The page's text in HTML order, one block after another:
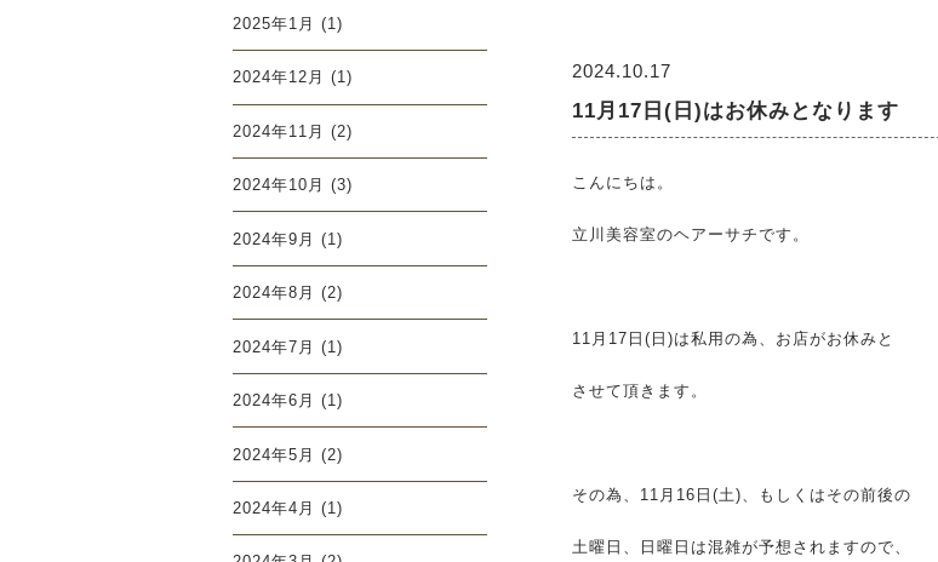
2024.10.17
11月17日(日)はお休みとなります
こんにちは。
立川美容室のヘアーサチです。
11月17日(日)は私用の為、お店がお休みと
させて頂きます。
その為、11月16日(土)、もしくはその前後の
土曜日、日曜日は混雑が予想されますので、
2025年1月 (1)
2024年12月 (1)
2024年11月 (2)
2024年10月 (3)
2024年9月 (1)
2024年8月 (2)
2024年7月 (1)
2024年6月 (1)
2024年5月 (2)
2024年4月 (1)